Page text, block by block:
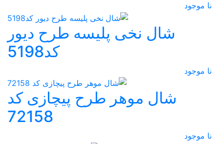
نا موجود
شال نخی پلیسه طرح دیور
کد5198
نا موجود
شال موهر طرح پیچازی کد
72158
نا موجود